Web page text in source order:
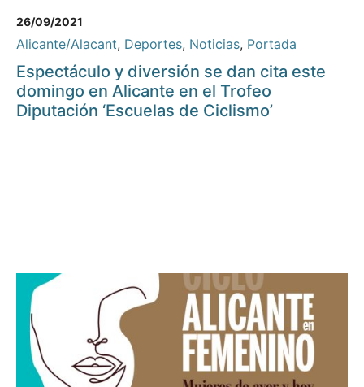
26/09/2021
Alicante/Alacant, Deportes, Noticias, Portada
Espectáculo y diversión se dan cita este
domingo en Alicante en el Trofeo
Diputación ‘Escuelas de Ciclismo’